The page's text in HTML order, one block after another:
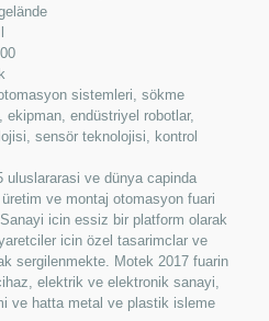
sistemleri, sökme
endüstriyel robotlar,
sensör teknolojisi, kontrol
uluslararasi ve dünya capinda
ve montaj otomasyon fuari
icin essiz bir platform olarak
icin özel tasarimclar ve
sergilenmekte. Motek 2017 fuarin
elektrik ve elektronik sanayi,
ve hatta metal ve plastik isleme